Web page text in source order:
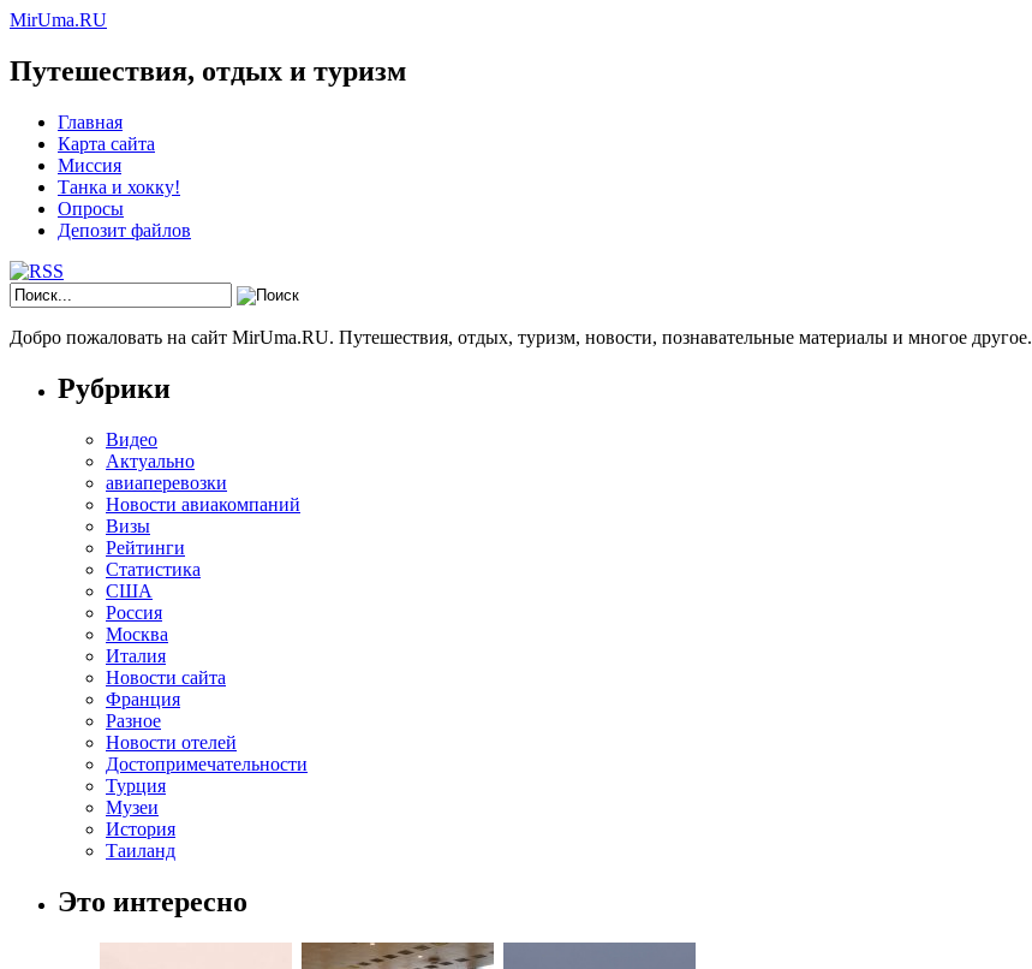
MirUma.RU
Путешествия, отдых и туризм
Главная
Карта сайта
Миссия
Танка и хокку!
Опросы
Депозит файлов
Добро пожаловать на сайт MirUma.RU. Путешествия, отдых, туризм, новости, познавательные материалы и многое другое.
Рубрики
Видео
Актуально
авиаперевозки
Новости авиакомпаний
Визы
Рейтинги
Статистика
США
Россия
Москва
Италия
Новости сайта
Франция
Разное
Новости отелей
Достопримечательности
Турция
Музеи
История
Таиланд
Это интересно